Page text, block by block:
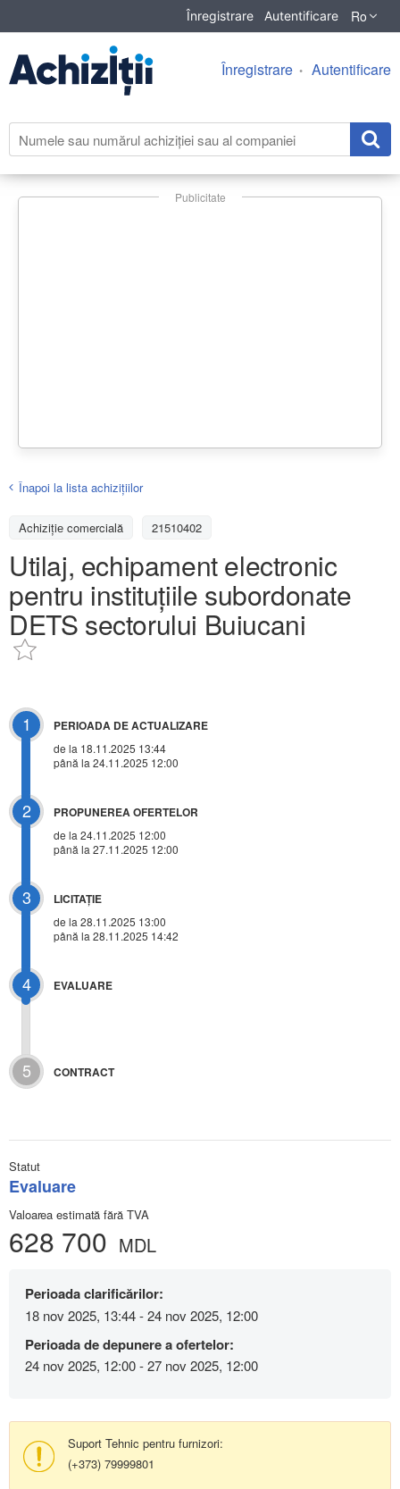
Înregistrare Autentificare Ro
Înregistrare Autentificare
Publicitate
Înapoi la lista achiziţiilor
Achizițiе comercială 21510402
Utilaj, echipament electronic
pentru instituțiile subordonate
DETS sectorului Buiucani
1 PERIOADA DE ACTUALIZARE
de la 18.11.2025 13:44
până la 24.11.2025 12:00
2 PROPUNEREA OFERTELOR
de la 24.11.2025 12:00
până la 27.11.2025 12:00
3 LICITAŢIE
de la 28.11.2025 13:00
până la 28.11.2025 14:42
4 EVALUARE
5 CONTRACT
Statut
Evaluare
Valoarea estimată fără TVA
628 700 MDL
Perioada clarificărilor:
18 nov 2025, 13:44 - 24 nov 2025, 12:00
Perioada de depunere a ofertelor:
24 nov 2025, 12:00 - 27 nov 2025, 12:00
Suport Tehnic pentru furnizori:
(+373) 79999801